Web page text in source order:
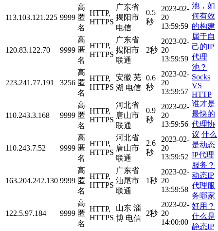
113.103.121.225 9999
高
匿
名
HTTP,
HTTPS
广东省
揭阳市
电信
0.5
秒
2023-02-
20
13:59:59
120.83.122.70 9999
高
匿
名
HTTP,
HTTPS
广东省
揭阳市
联通
2秒
2023-02-
20
13:59:59
223.241.77.191 3256
高
匿
名
HTTP,
HTTPS
安徽 芜
湖 电信
0.6
秒
2023-02-
20
13:59:57
110.243.3.168 9999
高
匿
名
HTTP,
HTTPS
河北省
唐山市
联通
0.9
秒
2023-02-
20
13:59:56
110.243.7.52 9999
高
匿
名
HTTP,
HTTPS
河北省
唐山市
联通
2.6
秒
2023-02-
20
13:59:52
163.204.242.130 9999
高
匿
名
HTTP,
HTTPS
广东省
汕尾市
联通
1秒
2023-02-
20
13:59:58
122.5.97.184 9999
高
匿
名
HTTP,
HTTPS
山东 淄
博 电信
2秒
2023-02-
20
14:00:00
池，如
何有效
的构建
属于自
己的IP
代理
池？
Socks
VS
HTTP
谁才是
最快的
代理协
议 什么
是动态
IP代理
服务？
动态IP
代理服
务哪家
好用？
什么是
静态IP